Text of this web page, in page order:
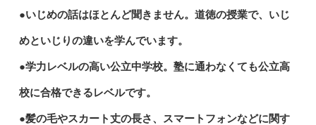
●いじめの話はほとんど聞きません。道徳の授業で、いじ
めといじりの違いを学んでいます。
●学力レベルの高い公立中学校。塾に通わなくても公立高
校に合格できるレベルです。
●髪の毛やスカート丈の長さ、スマートフォンなどに関す